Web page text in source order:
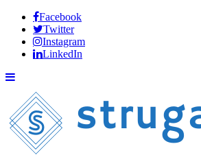
Facebook
Twitter
Instagram
LinkedIn